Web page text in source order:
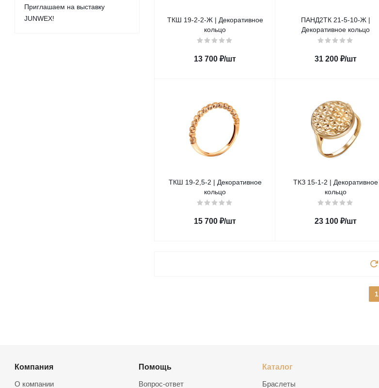
ТКШ 19-2-2-Ж | Декоративное
кольцо
13 700 ₽/шт
ПАНД2ТК 21-5-10-Ж |
Декоративное кольцо
31 200 ₽/шт
ТКШ 19-2,5-2 | Декоративное
кольцо
15 700 ₽/шт
ТКЗ 15-1-2 | Декоративное
кольцо
23 100 ₽/шт
1
Приглашаем на выставку
JUNWEX!
Компания
О компании
Помощь
Вопрос-ответ
Каталог
Браслеты